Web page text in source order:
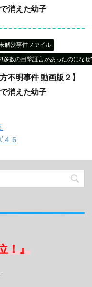
消えた幼子
解決事件ファイル
多数の目撃証言があったのにな
不明事件 動画版２】
消えた幼子
４６
！』